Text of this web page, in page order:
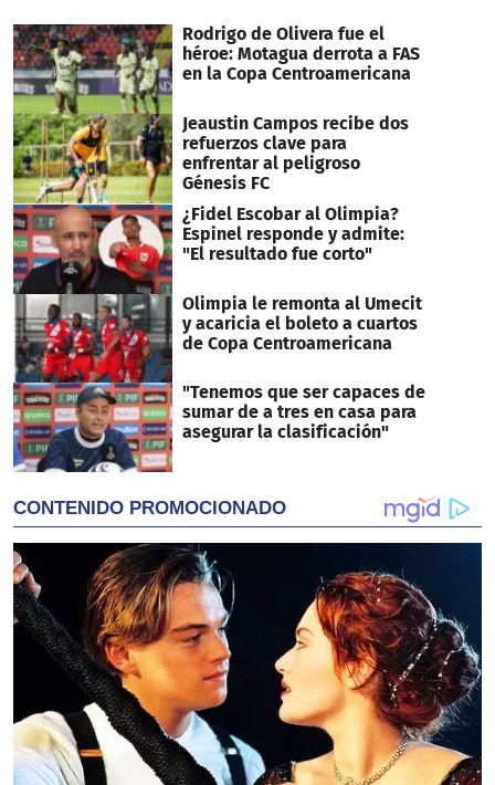
Rodrigo de Olivera fue el
héroe: Motagua derrota a FAS
en la Copa Centroamericana
Jeaustin Campos recibe dos
refuerzos clave para
enfrentar al peligroso
Génesis FC
¿Fidel Escobar al Olimpia?
Espinel responde y admite:
"El resultado fue corto"
Olimpia le remonta al Umecit
y acaricia el boleto a cuartos
de Copa Centroamericana
"Tenemos que ser capaces de
sumar de a tres en casa para
asegurar la clasificación"